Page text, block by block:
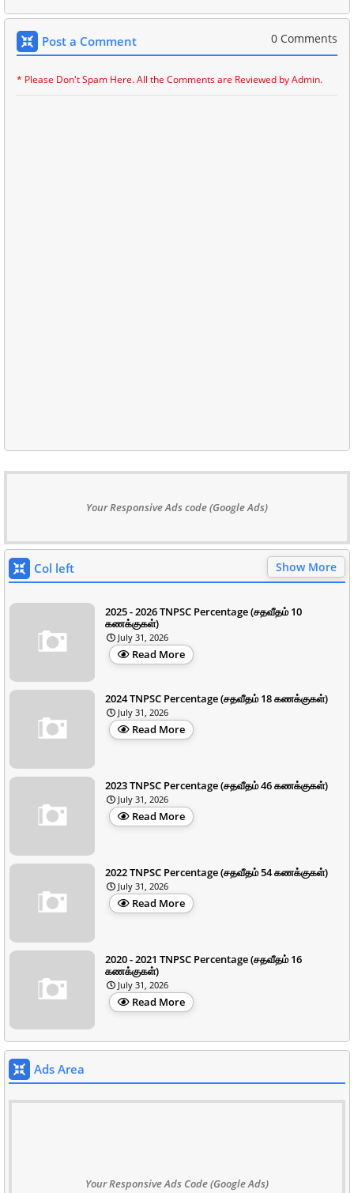
Post a Comment 0 Comments
* Please Don't Spam Here. All the Comments are Reviewed by Admin.
Your Responsive Ads code (Google Ads)
Col left Show More
2025 - 2026 TNPSC Percentage (சதவீதம் 10
கணக்குகள்)
July 31, 2026
Read More
2024 TNPSC Percentage (சதவீதம் 18 கணக்குகள்)
July 31, 2026
Read More
2023 TNPSC Percentage (சதவீதம் 46 கணக்குகள்)
July 31, 2026
Read More
2022 TNPSC Percentage (சதவீதம் 54 கணக்குகள்)
July 31, 2026
Read More
2020 - 2021 TNPSC Percentage (சதவீதம் 16
கணக்குகள்)
July 31, 2026
Read More
Ads Area
Your Responsive Ads Code (Google Ads)